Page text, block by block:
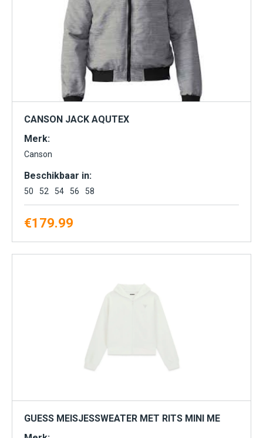
CANSON JACK AQUTEX
Merk:
Canson
Beschikbaar in:
50 52 54 56 58
€179.99
GUESS MEISJESSWEATER MET RITS MINI ME